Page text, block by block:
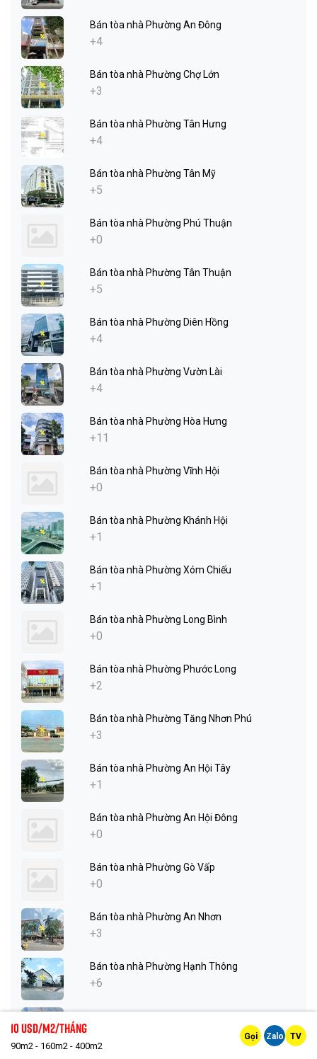
Bán tòa nhà Phường An Đông
+4
Bán tòa nhà Phường Chợ Lớn
+3
Bán tòa nhà Phường Tân Hưng
+4
Bán tòa nhà Phường Tân Mỹ
+5
Bán tòa nhà Phường Phú Thuận
+0
Bán tòa nhà Phường Tân Thuận
+5
Bán tòa nhà Phường Diên Hồng
+4
Bán tòa nhà Phường Vườn Lài
+4
Bán tòa nhà Phường Hòa Hưng
+11
Bán tòa nhà Phường Vĩnh Hội
+0
Bán tòa nhà Phường Khánh Hội
+1
Bán tòa nhà Phường Xóm Chiếu
+1
Bán tòa nhà Phường Long Bình
+0
Bán tòa nhà Phường Phước Long
+2
Bán tòa nhà Phường Tăng Nhơn Phú
+3
Bán tòa nhà Phường An Hội Tây
+1
Bán tòa nhà Phường An Hội Đông
+0
Bán tòa nhà Phường Gò Vấp
+0
Bán tòa nhà Phường An Nhơn
+3
Bán tòa nhà Phường Hạnh Thông
+6
10 Usd/m2/tháng
90m2 - 160m2 - 400m2
Gọi Zalo TV